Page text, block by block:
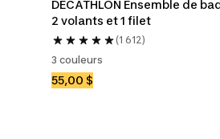
DECATHLON Ensemble de
2 volants et 1 filet
(1 612)
3 couleurs
55,00 $